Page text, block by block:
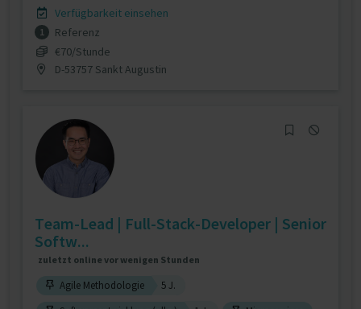
Verfügbarkeit einsehen
1
Referenz
€70/Stunde
D-53757 Sankt Augustin
Team-Lead | Full-Stack-Developer | Senior
Softw...
zuletzt online vor wenigen Stunden
Agile Methodologie
5 J.